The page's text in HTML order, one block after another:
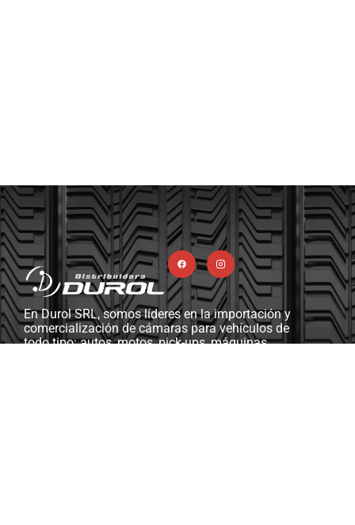
En Durol SRL, somos líderes en la importación y
comercialización de cámaras para vehículos de
todo tipo: autos, motos, pick-ups, máquinas